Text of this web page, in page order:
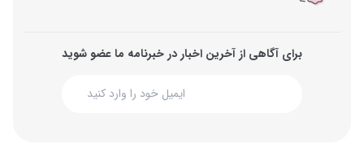
برای آگاهی از آخرین اخبار در خبرنامه ما عضو شوید